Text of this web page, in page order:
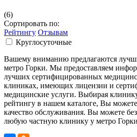
(6)
Сортировать по:
Рейтингу Отзывам
Круглосуточные
Вашему вниманию предлагаются
метро Горки. Мы предоставляем
лучших сертифицированных
клиниках, имеющих лицензии и
медицинские услуги. Выбирая
рейтингу в нашем каталоге, Вы
качество обслуживания. Вы можете без
любую частную клинику у метро